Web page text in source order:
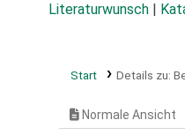
Literaturwunsch
Start Details zu:
Normale Ansicht